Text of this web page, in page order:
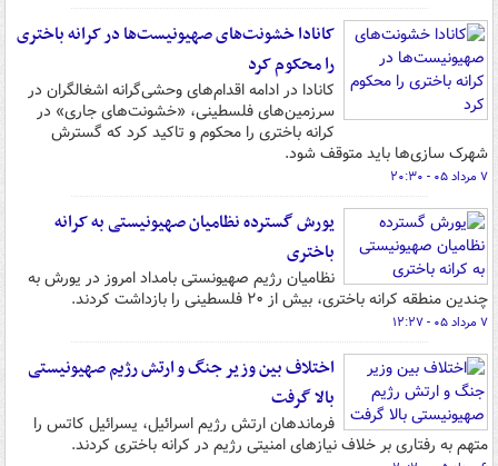
کانادا خشونت‌های صهیونیست‌ها در کرانه باختری
را محکوم کرد
کانادا در ادامه اقدام‌های وحشی‌گرانه اشغالگران در
سرزمین‌های فلسطینی، «خشونت‌های جاری» در
کرانه باختری را محکوم و تاکید کرد که گسترش
شهرک سازی‌ها باید متوقف شود.
۷ مرداد ۰۵ - ۲۰:۳۰
یورش گسترده نظامیان صهیونیستی به کرانه
باختری
نظامیان رژیم صهیونستی بامداد امروز در یورش به
چندین منطقه کرانه باختری، بیش از ۲۰ فلسطینی را بازداشت کردند.
۷ مرداد ۰۵ - ۱۲:۲۷
اختلاف بین وزیر جنگ و ارتش رژیم صهیونیستی
بالا گرفت
فرماندهان ارتش رژیم اسرائیل، یسرائیل کاتس را
متهم به رفتاری بر خلاف نیازهای امنیتی رژیم در کرانه باختری کردند.